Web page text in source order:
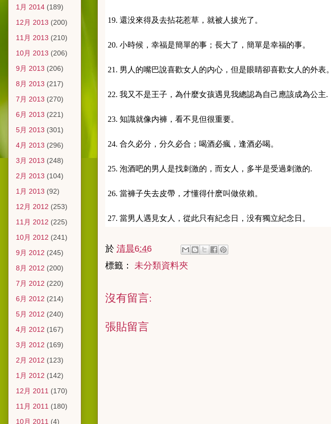
19. 還没來得及去拈花惹草，就被人拔光了。
20. 小時候，幸福是簡單的事；長大了，簡單是幸福的事。
21. 男人的嘴巴說喜歡女人的内心，但是眼睛卻喜歡女人的外表。
22. 我又不是王子，為什麼女孩遇見我總認為自己應該成為公主.
23. 知識就像内褲，看不見但很重要。
24. 合久必分，分久必合；喝酒必瘋，逢酒必喝。
25. 泡酒吧的男人是找刺激的，而女人，多半是受過刺激的.
26. 當褲子失去皮帶，才懂得什麽叫做依賴。
27. 當男人遇見女人，從此只有紀念日，没有獨立紀念日。
於 清晨6:46
標籤： 未分類資料夾
沒有留言:
張貼留言
1月 2014 (189)
12月 2013 (200)
11月 2013 (210)
10月 2013 (206)
9月 2013 (206)
8月 2013 (217)
7月 2013 (270)
6月 2013 (221)
5月 2013 (301)
4月 2013 (296)
3月 2013 (248)
2月 2013 (104)
1月 2013 (92)
12月 2012 (253)
11月 2012 (225)
10月 2012 (241)
9月 2012 (245)
8月 2012 (200)
7月 2012 (220)
6月 2012 (214)
5月 2012 (240)
4月 2012 (167)
3月 2012 (169)
2月 2012 (123)
1月 2012 (142)
12月 2011 (170)
11月 2011 (180)
10月 2011 (4)